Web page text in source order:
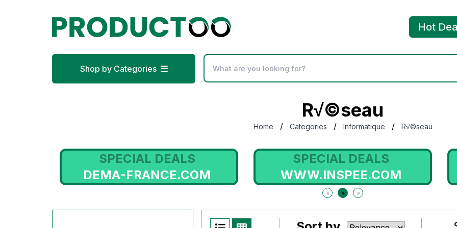
Hot
Shop by Categories
R√©seau
Home / Categories / Informatique / R√©seau
SPECIAL DEALS
DEMA-FRANCE.COM
SPECIAL DEALS
WWW.INSPEE.COM